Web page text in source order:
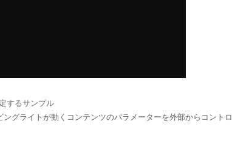
するサンプル
グライトが動くコンテンツのパラメーターを外部からコントロ